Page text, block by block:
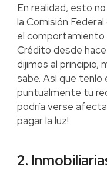
En realidad, esto
la Comisión
el comportamiento
Crédito desde
dijimos al principio,
sabe. Así que tenlo
puntualmente tu
podría verse
pagar la luz!
2.